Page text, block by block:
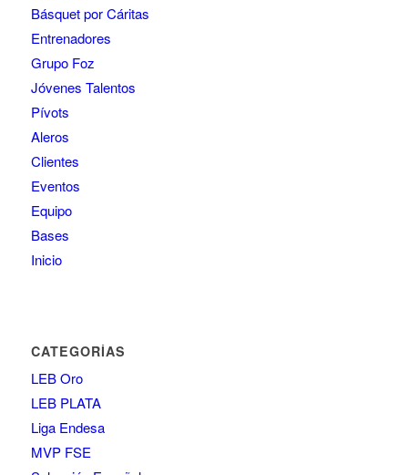
Básquet por Cáritas
Entrenadores
Grupo Foz
Jóvenes Talentos
Pívots
Aleros
Clientes
Eventos
Equipo
Bases
Inicio
CATEGORÍAS
LEB Oro
LEB PLATA
Liga Endesa
MVP FSE